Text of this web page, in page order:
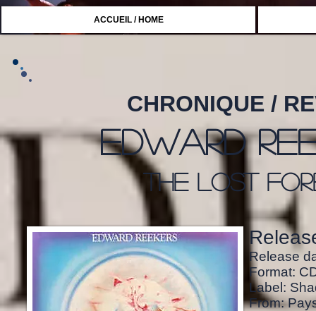
CHRONIQUE /
edward
the lost
Release
Format:
Label:
From:
ACCUEIL / HOME